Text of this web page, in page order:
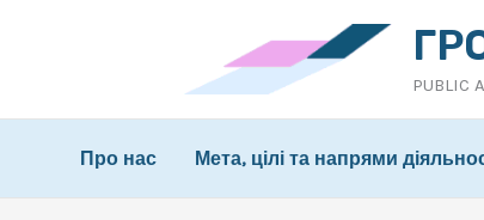
PUBLIC
Про нас Мета, цілі та напрями